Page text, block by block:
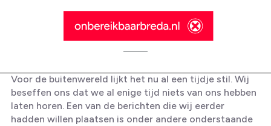
Voor de buitenwereld lijkt het nu al een tijdje stil. Wij
beseffen ons dat we al enige tijd niets van ons hebben
laten horen. Een van de berichten die wij eerder
hadden willen plaatsen is onder andere onderstaande